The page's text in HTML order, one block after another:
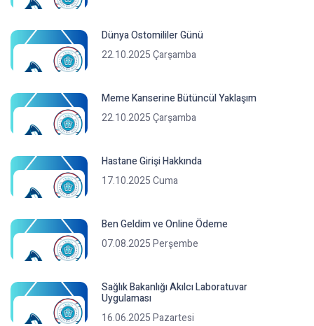
Dünya Ostomililer Günü
22.10.2025 Çarşamba
Meme Kanserine Bütüncül Yaklaşım
22.10.2025 Çarşamba
Hastane Girişi Hakkında
17.10.2025 Cuma
Ben Geldim ve Online Ödeme
07.08.2025 Perşembe
Sağlık Bakanlığı Akılcı Laboratuvar
Uygulaması
16.06.2025 Pazartesi